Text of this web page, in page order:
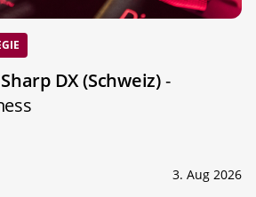
DX (Schweiz)-
3. Aug 2026